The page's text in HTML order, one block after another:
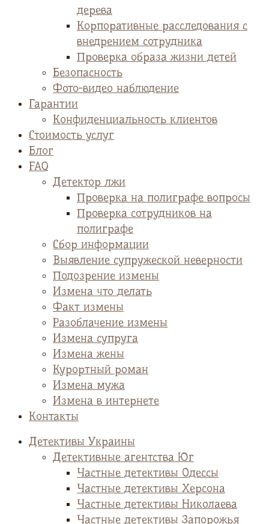
дерева
Корпоративные расследования с
внедрением сотрудника
Проверка образа жизни детей
Безопасность
Фото-видео наблюдение
Гарантии
Конфиденциальность клиентов
Стоимость услуг
Блог
FAQ
Детектор лжи
Проверка на полиграфе вопросы
Проверка сотрудников на
полиграфе
Сбор информации
Выявление супружеской неверности
Подозрение измены
Измена что делать
Факт измены
Разоблачение измены
Измена супруга
Измена жены
Курортный роман
Измена мужа
Измена в интернете
Контакты
Детективы Украины
Детективные агентства Юг
Частные детективы Одессы
Частные детективы Херсона
Частные детективы Николаева
Частные детективы Запорожья